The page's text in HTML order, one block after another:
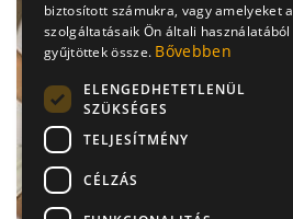
biztosított számukra, vagy amelyeket a
szolgáltatásaik Ön általi használatából
gyűjtöttek össze. Bővebben
ELENGEDHETETLENÜL
SZÜKSÉGES
TELJESÍTMÉNY
CÉLZÁS